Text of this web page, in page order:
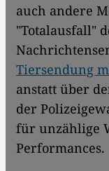
auch andere
"Totalausfall"
Tiersendung
anstatt über
der
für unzählige
Performances.